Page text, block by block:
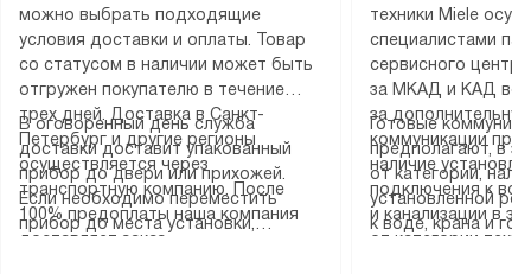
можно выбрать подходящие
условия доставки и оплаты. Товар
со статусом в наличии может быть
отгружен покупателю в течение
трех дней. Доставка в Санкт-
Петербург и другие регионы
осуществляется через
транспортную компанию. После
100% предоплаты наша компания
доставляет заказ
В оговоренный день служба
доставки доставит упакованный
прибор до двери или прихожей.
Если необходимо переместить
прибор до места установки,
техники Miele
специалистами
сервисного
за МКАД и КАД
за
коммуникации
наличие
подключения к
и канализации в
от категории
Готовые
предполагают, в
от категории,
установленной
к воде, крана и